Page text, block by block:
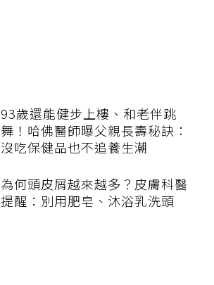
93歲還能健步上樓、和老伴跳
舞！哈佛醫師曝父親長壽秘訣：
沒吃保健品也不追養生潮
為何頭皮屑越來越多？皮膚科醫
提醒：別用肥皂、沐浴乳洗頭